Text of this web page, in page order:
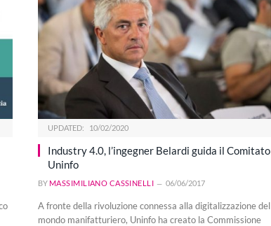
UPDATED: 10/02/2020
Industry 4.0, l’ingegner Belardi guida il Comitato
Uninfo
BY MASSIMILIANO CASSINELLI 06/06/2017
A fronte della rivoluzione connessa alla digitalizzazione del
mondo manifatturiero, Uninfo ha creato la Commissione